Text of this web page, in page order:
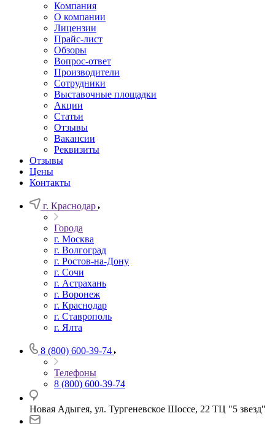
Компания
О компании
Лицензии
Прайс-лист
Обзоры
Вопрос-ответ
Производители
Сотрудники
Выставочные площадки
Акции
Статьи
Отзывы
Вакансии
Реквизиты
Отзывы
Цены
Контакты
г. Краснодар
Города
г. Москва
г. Волгоград
г. Ростов-на-Дону
г. Сочи
г. Астрахань
г. Воронеж
г. Краснодар
г. Ставрополь
г. Ялта
8 (800) 600-39-74
Телефоны
8 (800) 600-39-74
Новая Адыгея, ул. Тургеневское Шоссе, 22 ТЦ "5 звезд"